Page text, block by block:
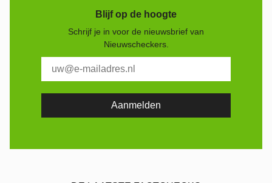
Blijf op de hoogte
Schrijf je in voor de nieuwsbrief van
Nieuwscheckers.